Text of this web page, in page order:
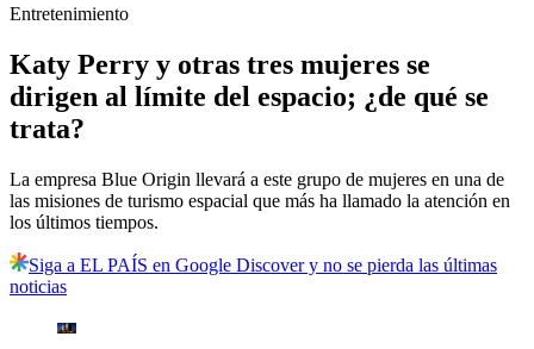
Entretenimiento
Katy Perry y otras tres mujeres se
dirigen al límite del espacio; ¿de qué se
trata?
La empresa Blue Origin llevará a este grupo de mujeres en una de
las misiones de turismo espacial que más ha llamado la atención en
los últimos tiempos.
Siga a EL PAÍS en Google Discover y no se pierda las últimas
noticias